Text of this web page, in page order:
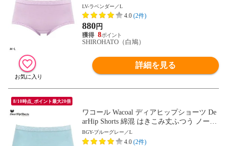
ルショーツ ML
LV-ラベンダー／L
4.0 (2件)
880円
8
SHIROHATO（白鳩）
詳細を見る
8/10時点_ポイント最大20倍
ワコール Wacoal ディアヒップショーツ De
arHip Shorts 綿混 はきこみ丈ふつう ノーマ
ルショーツ ML
BGY-ブルーグレー／L
4.0 (2件)